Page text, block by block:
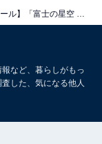
など、暮らしがもっ
した、気になる他人